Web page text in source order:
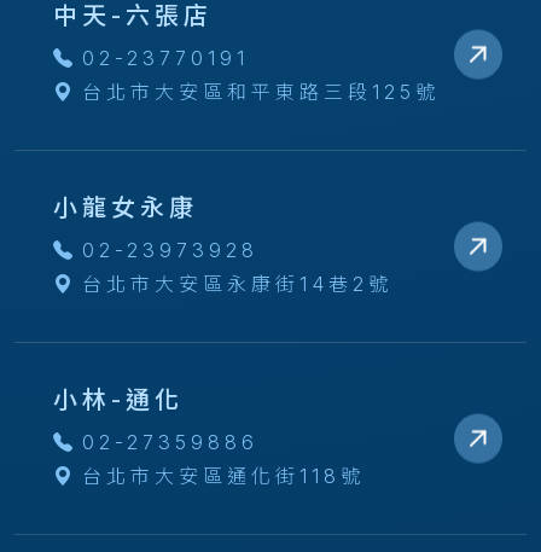
中天-六張店
02-23770191
台北市大安區和平東路三段125號
小龍女永康
02-23973928
台北市大安區永康街14巷2號
小林-通化
02-27359886
台北市大安區通化街118號